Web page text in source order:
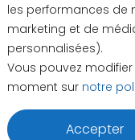
les performances de
marketing et de
personnalisées).
Vous pouvez
moment sur notre
Accepter
CE QUE